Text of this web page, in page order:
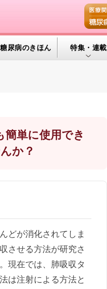
糖尿病のきほん 特集・連載
血糖トレンド
単に使用でき
か？
どが消化されてしま
させる方法が研究さ
現在では、肺吸収タ
は注射による方法と